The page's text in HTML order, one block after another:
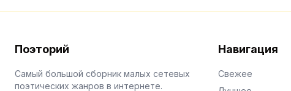
Поэторий
Самый большой сборник малых сетевых
поэтических жанров в интернете.
Навигация
Свежее